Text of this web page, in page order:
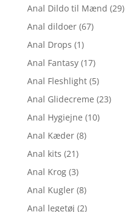
Anal Dildo til Mænd (29)
Anal dildoer (67)
Anal Drops (1)
Anal Fantasy (17)
Anal Fleshlight (5)
Anal Glidecreme (23)
Anal Hygiejne (10)
Anal Kæder (8)
Anal kits (21)
Anal Krog (3)
Anal Kugler (8)
Anal legetøj (2)